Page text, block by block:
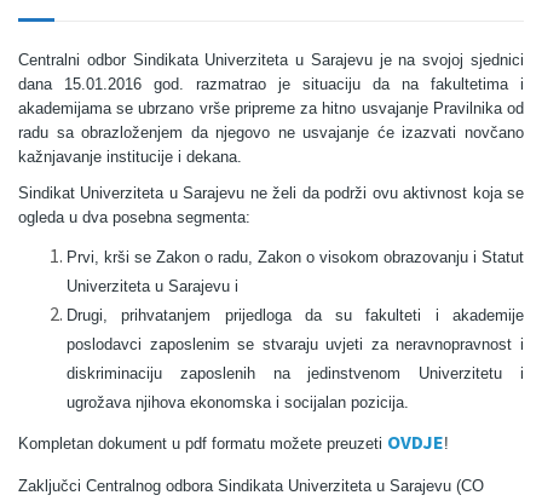
Centralni odbor Sindikata Univerziteta u Sarajevu je na svojoj sjednici
dana 15.01.2016 god. razmatrao je situaciju da na fakultetima i
akademijama se ubrzano vrše pripreme za hitno usvajanje Pravilnika od
radu sa obrazloženjem da njegovo ne usvajanje će izazvati novčano
kažnjavanje institucije i dekana.
Sindikat Univerziteta u Sarajevu ne želi da podrži ovu aktivnost koja se
ogleda u dva posebna segmenta:
Prvi, krši se Zakon o radu, Zakon o visokom obrazovanju i Statut
Univerziteta u Sarajevu i
Drugi, prihvatanjem prijedloga da su fakulteti i akademije
poslodavci zaposlenim se stvaraju uvjeti za neravnopravnost i
diskriminaciju zaposlenih na jedinstvenom Univerzitetu i
ugrožava njihova ekonomska i socijalan pozicija.
Kompletan dokument u pdf formatu možete preuzeti OVDJE!
Zaključci Centralnog odbora Sindikata Univerziteta u Sarajevu (CO